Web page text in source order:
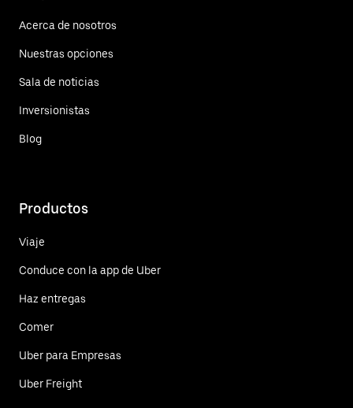
Acerca de nosotros
Nuestras opciones
Sala de noticias
Inversionistas
Blog
Productos
Viaje
Conduce con la app de Uber
Haz entregas
Comer
Uber para Empresas
Uber Freight